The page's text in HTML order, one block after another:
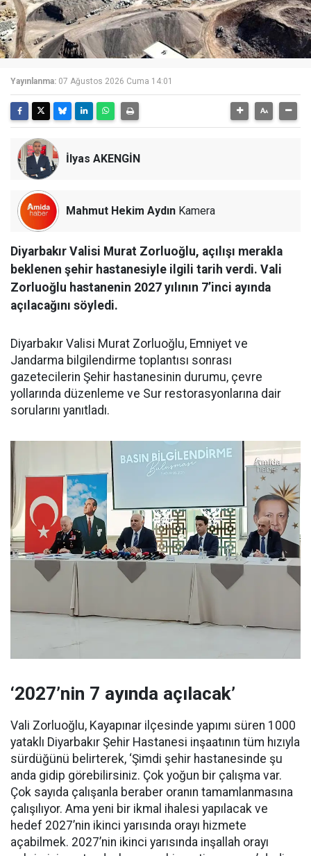
Yayınlanma: 07 Ağustos 2026 Cuma 14:01
İlyas AKENGİN
Mahmut Hekim Aydın Kamera
Diyarbakır Valisi Murat Zorluoğlu, açılışı merakla
beklenen şehir hastanesiyle ilgili tarih verdi. Vali
Zorluoğlu hastanenin 2027 yılının 7’inci ayında
açılacağını söyledi.
Diyarbakır Valisi Murat Zorluoğlu, Emniyet ve
Jandarma bilgilendirme toplantısı sonrası
gazetecilerin Şehir hastanesinin durumu, çevre
yollarında düzenleme ve Sur restorasyonlarına dair
sorularını yanıtladı.
‘2027’nin 7 ayında açılacak’
Vali Zorluoğlu, Kayapınar ilçesinde yapımı süren 1000
yataklı Diyarbakır Şehir Hastanesi inşaatının tüm hızıyla
sürdüğünü belirterek, ‘Şimdi şehir hastanesinde şu
anda gidip görebilirsiniz. Çok yoğun bir çalışma var.
Çok sayıda çalışanla beraber oranın tamamlanmasına
çalışılıyor. Ama yeni bir ikmal ihalesi yapılacak ve
hedef 2027’nin ikinci yarısında orayı hizmete
açabilmek. 2027’nin ikinci yarısında inşallah orayı